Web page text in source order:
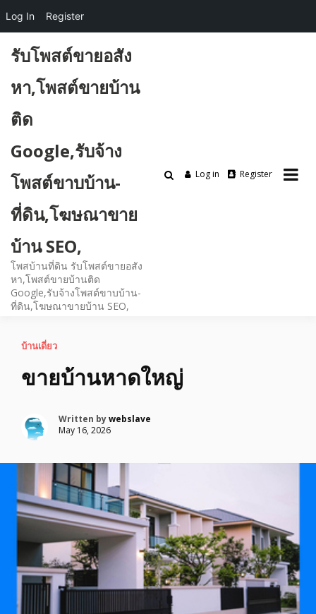
content
รับโพสต์ขายอสัง
หา,โพสต์ขายบ้าน
ติด
Google,รับจ้าง
โพสต์ขาบบ้าน-
ที่ดิน,โฆษณาขาย
บ้าน SEO,
โพสบ้านที่ดิน รับโพสต์ขายอสัง
หา,โพสต์ขายบ้านติด
Google,รับจ้างโพสต์ขาบบ้าน-
ที่ดิน,โฆษณาขายบ้าน SEO,
Log in Register
บ้านเดี่ยว
ขายบ้านหาดใหญ่
Written bywebslave
May 16, 2026
Log In Register